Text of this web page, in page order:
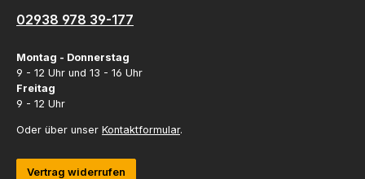
02938 978 39-177
Montag - Donnerstag
9 - 12 Uhr und 13 - 16 Uhr
Freitag
9 - 12 Uhr
Oder über unser Kontaktformular.
Vertrag widerrufen